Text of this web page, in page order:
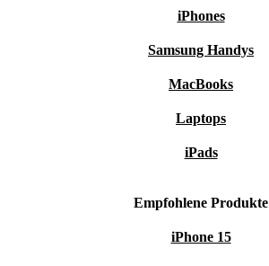
iPhones
Samsung Handys
MacBooks
Laptops
iPads
Empfohlene Produkte
iPhone 15